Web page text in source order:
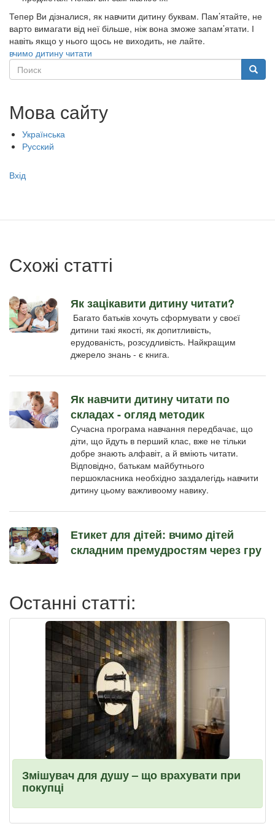
Тепер Ви дізналися, як навчити дитину буквам. Пам’ятайте, не
варто вимагати від неї більше, ніж вона зможе запам’ятати. І
навіть якщо у нього щось не виходить, не лайте.
вчимо дитину читати
Поиск
Поиск
Мова сайту
Українська
Русский
Меню
записи
Вхід
Схожі статті
Як зацікавити дитину читати?
Багато батьків хочуть сформувати у своєї
дитини такі якості, як допитливість,
ерудованість, розсудливість. Найкращим
джерело знань - є книга.
Як навчити дитину читати по
складах - огляд методик
Сучасна програма навчання передбачає, що
діти, що йдуть в перший клас, вже не тільки
добре знають алфавіт, а й вміють читати.
Відповідно, батькам майбутнього
першокласника необхідно заздалегідь навчити
дитину цьому важливоому навику.
Етикет для дітей: вчимо дітей
складним премудростям через гру
Останні статті:
Змішувач для душу – що врахувати при
покупці